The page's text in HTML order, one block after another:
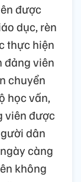
được
dục, rèn
thực hiện
đảng viên
chuyển
học vấn,
viên được
dân
càng
không